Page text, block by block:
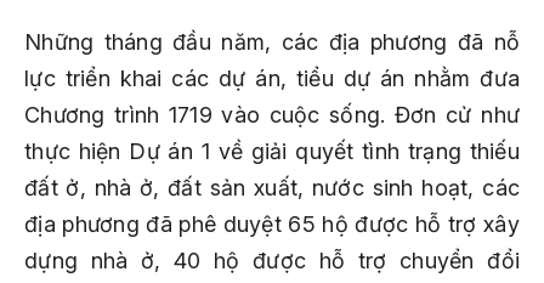
Những tháng đầu năm, các địa phương đã nỗ
lực triển khai các dự án, tiểu dự án nhằm đưa
Chương trình 1719 vào cuộc sống. Đơn cử như
thực hiện Dự án 1 về giải quyết tình trạng thiếu
đất ở, nhà ở, đất sản xuất, nước sinh hoạt, các
địa phương đã phê duyệt 65 hộ được hỗ trợ xây
dựng nhà ở, 40 hộ được hỗ trợ chuyển đổi